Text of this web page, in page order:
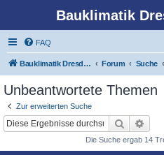
Bauklimatik
FAQ
Bauklimatik Dresden Software Forum Suche
Unbeantwortete Themen
Zur erweiterten Suche
Suche
Die Suche ergab 14